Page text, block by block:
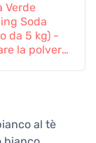
Verde
Soda
da 5 kg) -
la polvere
al tè